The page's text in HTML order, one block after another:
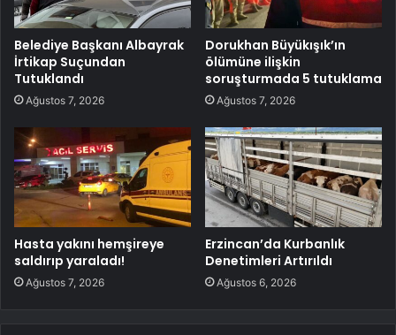
Belediye Başkanı Albayrak
İrtikap Suçundan
Tutuklandı
Ağustos 7, 2026
Dorukhan Büyükışık’ın
ölümüne ilişkin
soruşturmada 5 tutuklama
Ağustos 7, 2026
Hasta yakını hemşireye
saldırıp yaraladı!
Ağustos 7, 2026
Erzincan’da Kurbanlık
Denetimleri Artırıldı
Ağustos 6, 2026